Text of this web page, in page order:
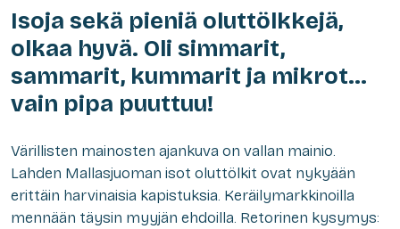
Isoja sekä pieniä oluttölkkejä,
olkaa hyvä. Oli simmarit,
sammarit, kummarit ja mikrot…
vain pipa puuttuu!
Värillisten mainosten ajankuva on vallan mainio.
Lahden Mallasjuoman isot oluttölkit ovat nykyään
erittäin harvinaisia kapistuksia. Keräilymarkkinoilla
mennään täysin myyjän ehdoilla. Retorinen kysymys: